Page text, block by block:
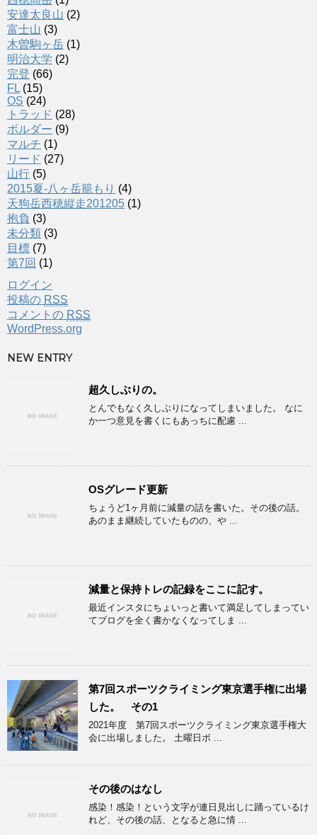
安達太良山 (2)
富士山 (3)
木曽駒ヶ岳 (1)
明治大学 (2)
完登 (66)
FL (15)
OS (24)
トラッド (28)
ボルダー (9)
マルチ (1)
リード (27)
山行 (5)
2015夏-八ヶ岳籠もり (4)
天狗岳西穂縦走201205 (1)
抱負 (3)
未分類 (3)
目標 (7)
第7回 (1)
ログイン
投稿の RSS
コメントの RSS
WordPress.org
NEW ENTRY
超久しぶりの。
とんでもなく久しぶりになってしまいました。 なに
か一つ意見を書くにもあっちに配慮 ...
OSグレード更新
ちょうど1ヶ月前に減量の話を書いた。その後の話。
あのまま継続していたものの、や ...
減量と保持トレの記録をここに記す。
最近インスタにちょいっと書いて満足してしまってい
てブログを全く書かなくなってしま ...
第7回スポーツクライミング東京選手権に出場
した。 その1
2021年度 第7回スポーツクライミング東京選手権大
会に出場しました。 土曜日ボ ...
その後のはなし
感染！感染！という文字が連日見出しに踊っているけ
れど、その後の話、となると急に情 ...